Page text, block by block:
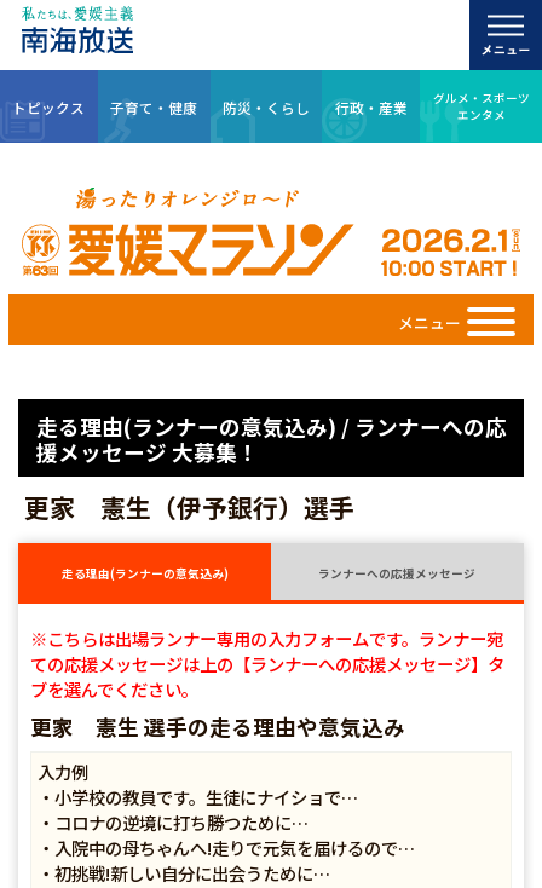
トピックス 子育て・健康 防災・くらし 行政・産業
グルメ・スポーツ
エンタメ
メニュー
走る理由(ランナーの意気込み) / ランナーへの応
援メッセージ 大募集！
更家 憲生（伊予銀行）選手
走る理由(ランナーの意気込み) ランナーへの応援メッセージ
※こちらは出場ランナー専用の入力フォームです。ランナー宛
ての応援メッセージは上の【ランナーへの応援メッセージ】タ
ブを選んでください。
更家 憲生 選手の走る理由や意気込み
入力例
・小学校の教員です。生徒にナイショで…
・コロナの逆境に打ち勝つために…
・入院中の母ちゃんへ!走りで元気を届けるので…
・初挑戦!新しい自分に出会うために…